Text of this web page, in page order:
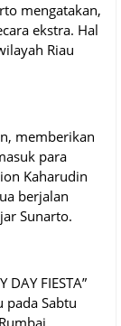
mengatakan,
ekstra. Hal
Riau
memberikan
para
Kaharudin
berjalan
Sunarto.
FIESTA”
pada Sabtu